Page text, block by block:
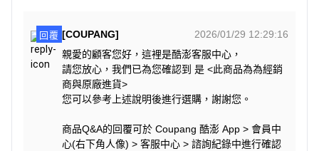
回覆 [COUPANG]
2026/01/29 12:29:16
親愛的顧客您好，這裡是酷澎客服中心，
請您放心，我們已為您確認到 是 <此商品為為經銷
商與原廠進貨>
您可以參考上述說明後進行選購，謝謝您。
商品Q&A的回覆可於 Coupang 酷澎 App > 會員中
心(右下角人像) > 客服中心 > 諮詢紀錄中進行確認